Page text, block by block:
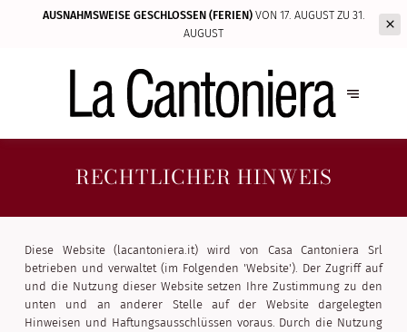
AUSNAHMSWEISE GESCHLOSSEN (FERIEN)VON 17. AUGUST ZU 31.
AUGUST
RECHTLICHER HINWEIS
Diese Website (lacantoniera.it) wird von Casa Cantoniera Srl
betrieben und verwaltet (im Folgenden 'Website'). Der Zugriff auf
und die Nutzung dieser Website setzen Ihre Zustimmung zu den
unten und an anderer Stelle auf der Website dargelegten
Hinweisen und Haftungsausschlüssen voraus. Durch die Nutzung